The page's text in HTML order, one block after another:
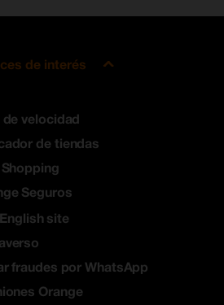
de interés
de velocidad
de tiendas
Seguros
English site
fraudes por WhatsApp
Orange